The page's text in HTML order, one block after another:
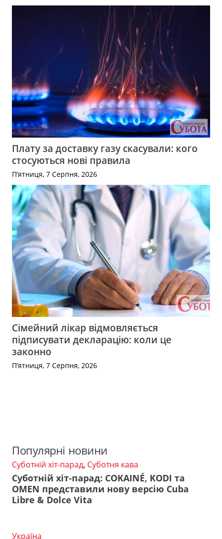
Плату за доставку газу скасували: кого
стосуються нові правила
П’ятниця, 7 Серпня, 2026
Сімейний лікар відмовляється
підписувати декларацію: коли це
законно
П’ятниця, 7 Серпня, 2026
Популярні новини
Суботній хіт-парад, Суботня кава
Суботній хіт-парад: COKAINÉ, KODI та
OMEN представили нову версію Cuba
Libre & Dolce Vita
Україна